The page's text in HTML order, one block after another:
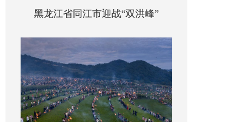
黑龙江省同江市迎战“双洪峰”